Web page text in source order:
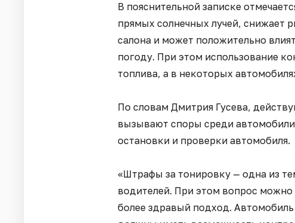
В пояснительной записке
прямых солнечных лучей, снижает
салона и может положительно
погоду. При этом использование
топлива, а в некоторых
По словам Дмитрия Гусева,
вызывают споры среди
остановки и проверки автомобиля.
«Штрафы за тонировку — одна из
водителей. При этом вопрос можно
более здравый подход.